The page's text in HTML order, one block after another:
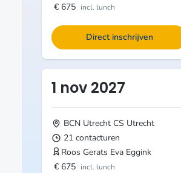
€ 675 incl. lunch
Direct inschrijven
1 nov 2027
BCN Utrecht CS Utrecht
21 contacturen
Roos Gerats Eva Eggink
€ 675 incl. lunch